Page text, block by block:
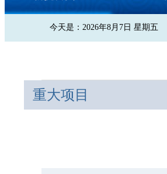
今天是：2026年8月7日 星期五
重大项目